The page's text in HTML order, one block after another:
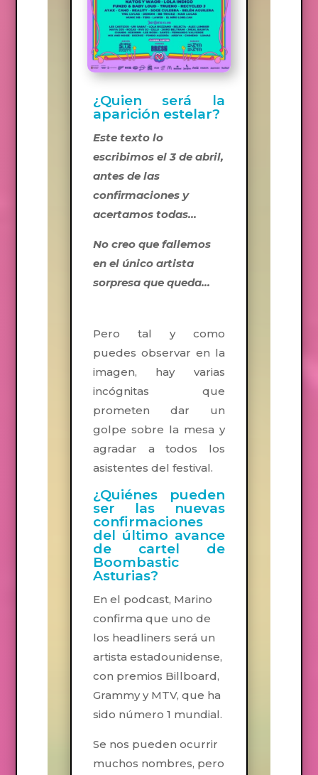
¿Quien será la
aparición estelar?
Este texto lo
escribimos el 3 de abril,
antes de las
confirmaciones y
acertamos todas…
No creo que fallemos
en el único artista
sorpresa que queda…
Pero tal y como
puedes observar en la
imagen, hay varias
incógnitas que
prometen dar un
golpe sobre la mesa y
agradar a todos los
asistentes del festival.
¿Quiénes pueden
ser las nuevas
confirmaciones
del último avance
de cartel de
Boombastic
Asturias?
En el podcast, Marino
confirma que uno de
los headliners será un
artista estadounidense,
con premios Billboard,
Grammy y MTV, que ha
sido número 1 mundial.
Se nos pueden ocurrir
muchos nombres, pero